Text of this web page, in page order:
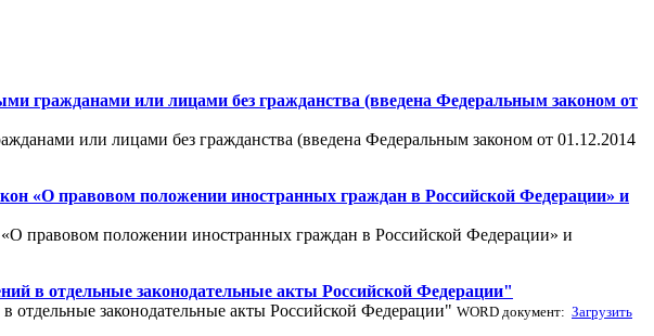
гражданами или лицами без гражданства (введена Федеральным законом от
или лицами без гражданства (введена Федеральным законом от 01.12.2014
«О правовом положении иностранных граждан в Российской Федерации» и
правовом положении иностранных граждан в Российской Федерации» и
в отдельные законодательные акты Российской Федерации"
отдельные законодательные акты Российской Федерации" WORD документ: Загрузить